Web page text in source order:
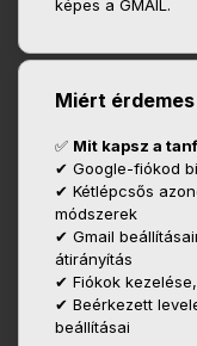
képes a GMAIL.
Miért
✅ Mit kapsz a
✔ Google-fiókod
✔ Kétlépcsős
módszerek
✔ Gmail
átirányítás
✔ Fiókok
✔ Beérkezett
beállításai